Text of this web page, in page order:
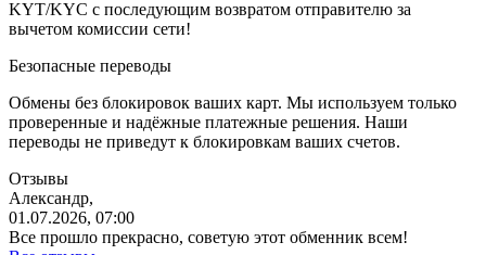
KYT/KYC с последующим возвратом отправителю за
вычетом комиссии сети!
Безопасные переводы
Обмены без блокировок ваших карт. Мы используем только
проверенные и надёжные платежные решения. Наши
переводы не приведут к блокировкам ваших счетов.
Отзывы
Александр,
01.07.2026, 07:00
Все прошло прекрасно, советую этот обменник всем!